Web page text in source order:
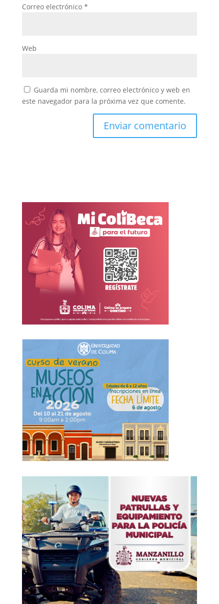
Correo electrónico *
Web
Guarda mi nombre, correo electrónico y web en
este navegador para la próxima vez que comente.